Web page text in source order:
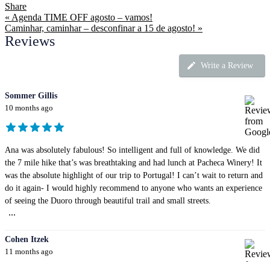
Share
« Agenda TIME OFF agosto – vamos!
Caminhar, caminhar – desconfinar a 15 de agosto! »
Reviews
Write a Review
Sommer Gillis
10 months ago
Ana was absolutely fabulous! So intelligent and full of knowledge. We did
the 7 mile hike that’s was breathtaking and had lunch at Pacheca Winery! It
was the absolute highlight of our trip to Portugal! I can’t wait to return and
do it again- I would highly recommend to anyone who wants an experience
of seeing the Duoro through beautiful trail and small streets.
...
Cohen Itzek
11 months ago